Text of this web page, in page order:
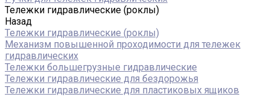
Тележки гидравлические (роклы)
Назад
Тележки гидравлические (роклы)
Механизм повышенной проходимости для тележек
гидравлических
Тележки большегрузные гидравлические
Тележки гидравлические для бездорожья
Тележки гидравлические для пластиковых ящиков